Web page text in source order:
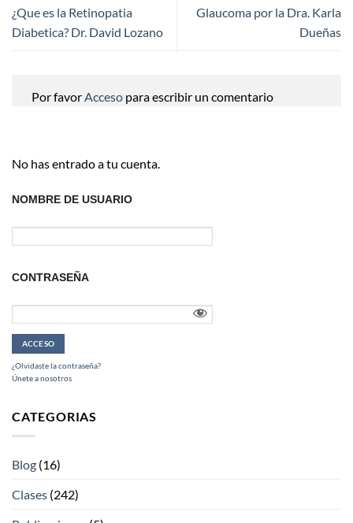
¿Que es la Retinopatia
Diabetica? Dr. David Lozano
Glaucoma por la Dra. Karla
Dueñas
Por favorAcceso para escribir un comentario
No has entrado a tu cuenta.
NOMBRE DE USUARIO
CONTRASEÑA
¿Olvidaste la contraseña?
Únete a nosotros
CATEGORIAS
Blog (16)
Clases (242)